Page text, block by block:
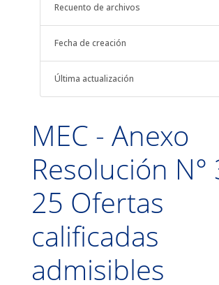
Recuento de archivos
Fecha de creación
Última actualización
MEC - Anexo
Resolución N°
25 Ofertas
calificadas
admisibles